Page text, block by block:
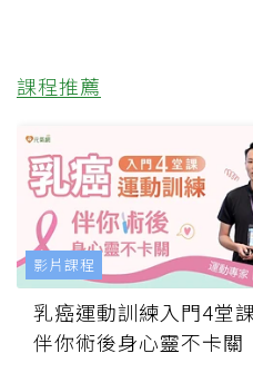
課程推薦
乳癌運動訓練入門4堂
伴你術後身心靈不卡關
影片課程